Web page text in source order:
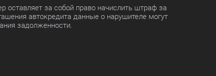
оставляет за собой право начислить штраф за
автокредита данные о нарушителе могут
задолженности.